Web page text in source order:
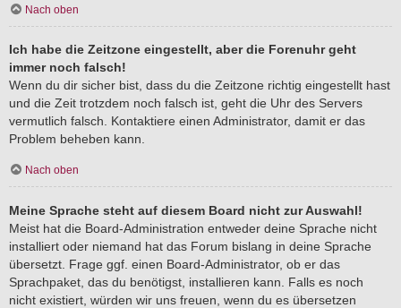
Nach oben
Ich habe die Zeitzone eingestellt, aber die Forenuhr geht
immer noch falsch!
Wenn du dir sicher bist, dass du die Zeitzone richtig eingestellt hast
und die Zeit trotzdem noch falsch ist, geht die Uhr des Servers
vermutlich falsch. Kontaktiere einen Administrator, damit er das
Problem beheben kann.
Nach oben
Meine Sprache steht auf diesem Board nicht zur Auswahl!
Meist hat die Board-Administration entweder deine Sprache nicht
installiert oder niemand hat das Forum bislang in deine Sprache
übersetzt. Frage ggf. einen Board-Administrator, ob er das
Sprachpaket, das du benötigst, installieren kann. Falls es noch
nicht existiert, würden wir uns freuen, wenn du es übersetzen